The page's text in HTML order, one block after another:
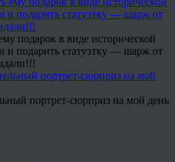
подарок в виде исторической
и подарить статуэтку — шарж от
портрет-сюрприз на мой день